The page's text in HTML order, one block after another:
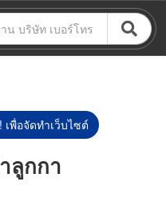
พื่อจัดทำเว็บไซต์
ลูกกา